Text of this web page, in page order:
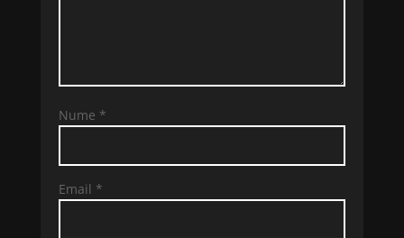
Nume *
Email *